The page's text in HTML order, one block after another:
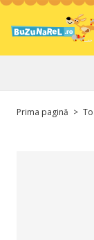
Prima pagină >